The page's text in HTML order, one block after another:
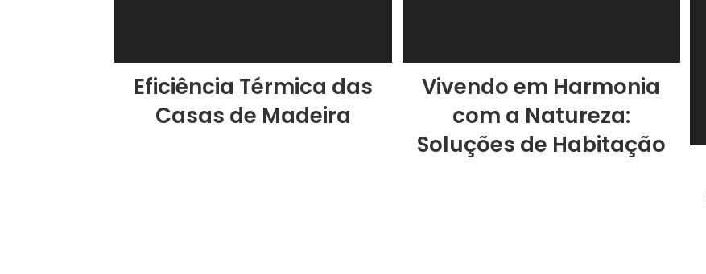
Eficiência Térmica das
Casas de Madeira
Vivendo em Harmonia
com a Natureza:
Soluções de Habitação